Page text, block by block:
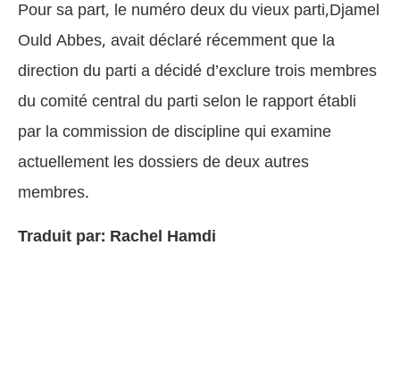
Pour sa part, le numéro deux du vieux parti,Djamel
Ould Abbes, avait déclaré récemment que la
direction du parti a décidé d’exclure trois membres
du comité central du parti selon le rapport établi
par la commission de discipline qui examine
actuellement les dossiers de deux autres
membres.
Traduit par: Rachel Hamdi